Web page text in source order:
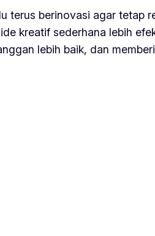
terus berinovasi agar tetap
kreatif sederhana lebih
lebih baik, dan